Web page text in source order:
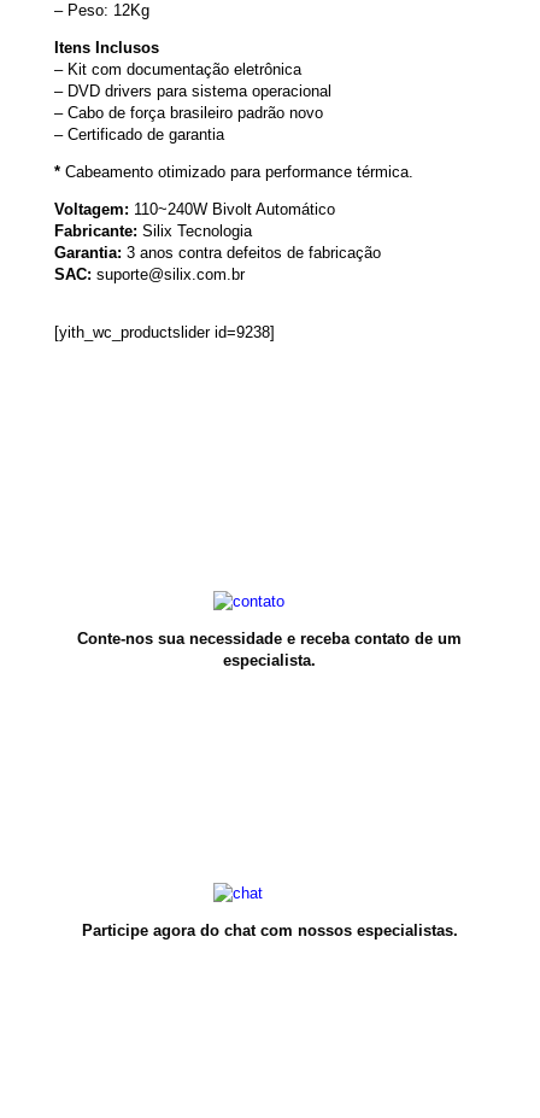
– Peso: 12Kg
Itens Inclusos
– Kit com documentação eletrônica
– DVD drivers para sistema operacional
– Cabo de força brasileiro padrão novo
– Certificado de garantia
*Cabeamento otimizado para performance térmica.
Voltagem: 110~240W Bivolt Automático
Fabricante: Silix Tecnologia
Garantia: 3 anos contra defeitos de fabricação
SAC: suporte@silix.com.br
[yith_wc_productslider id=9238]
Conte-nos sua necessidade e receba contato de um
especialista.
Participe agora do chat com nossos especialistas.